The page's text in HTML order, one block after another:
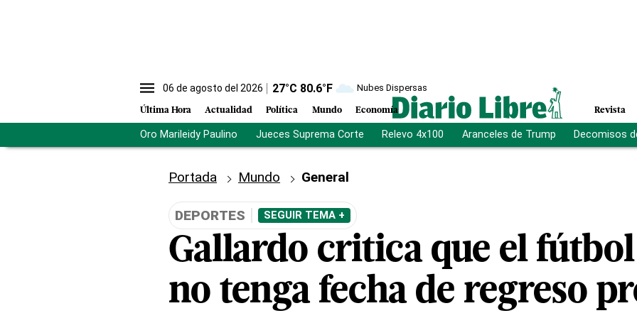
06 de agosto del 2026 27°C 80.6°F Nubes Dispersas
Última Hora Actualidad Política Mundo Economía Revista
Oro Marileidy Paulino Jueces Suprema Corte Relevo 4x100 Aranceles de Trump Decomisos
Portada Mundo General
DEPORTES SEGUIR TEMA +
Gallardo critica que el
no tenga fecha de regreso